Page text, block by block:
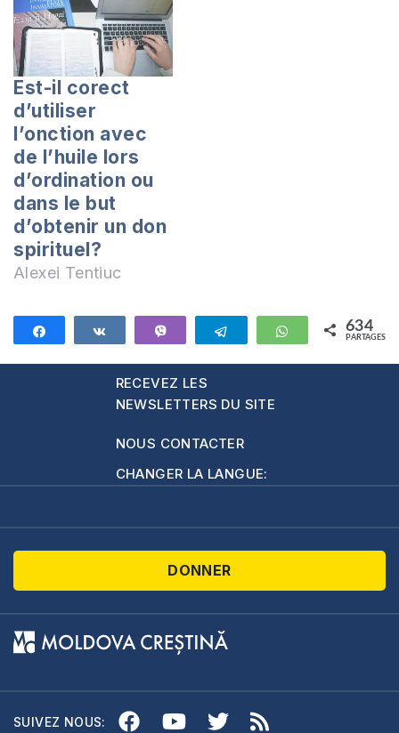
Est-il corect
d’utiliser
l’onction avec
de l’huile lors
d’ordination ou
dans le but
d’obtenir un don
spirituel?
Alexei Tentiuc
Partagez Partagez Telegram WhatsApp
634
PARTAGES
RECEVEZ LES
NEWSLETTERS DU SITE
NOUS CONTACTER
CHANGER LA LANGUE:
DONNER
SUIVEZ NOUS: